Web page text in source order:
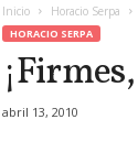
Inicio Horacio Serpa
HORACIO SERPA
abril 13, 2010